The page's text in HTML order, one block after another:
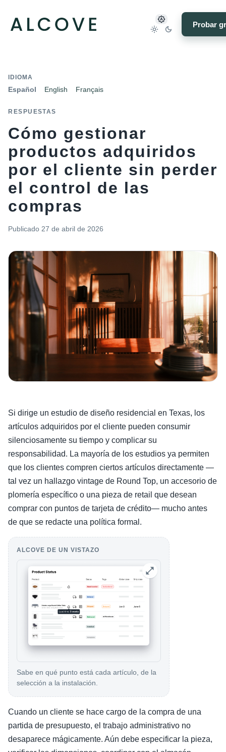
Probar
IDIOMA
Español English Français
RESPUESTAS
Cómo gestionar
productos adquiridos
por el cliente sin perder
el control de las
compras
Publicado 27 de abril de 2026
Si dirige un estudio de diseño residencial en Texas, los
artículos adquiridos por el cliente pueden consumir
silenciosamente su tiempo y complicar su
responsabilidad. La mayoría de los estudios ya permiten
que los clientes compren ciertos artículos directamente —
tal vez un hallazgo vintage de Round Top, un accesorio de
plomería específico o una pieza de retail que desean
comprar con puntos de tarjeta de crédito— mucho antes
de que se redacte una política formal.
ALCOVE DE UN VISTAZO
Sabe en qué punto está cada artículo, de la
selección a la instalación.
Cuando un cliente se hace cargo de la compra de una
partida de presupuesto, el trabajo administrativo no
desaparece mágicamente. Aún debe especificar la pieza,